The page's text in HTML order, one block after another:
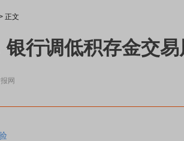
正文
行调低积存金交
网